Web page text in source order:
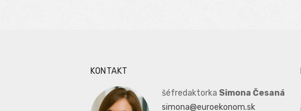
KONTAKT
šéfredaktorka Simona Česaná
simona@euroekonom.sk